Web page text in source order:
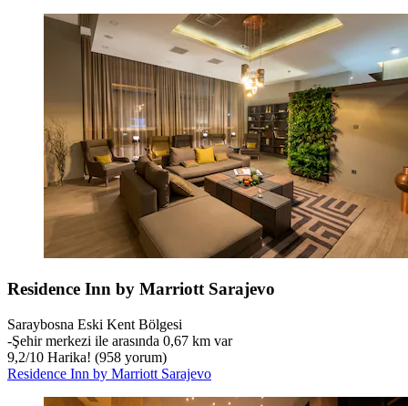
Residence Inn by Marriott Sarajevo
Saraybosna Eski Kent Bölgesi
‐Şehir merkezi ile arasında 0,67 km var
9,2/10 Harika! (958 yorum)
Residence Inn by Marriott Sarajevo